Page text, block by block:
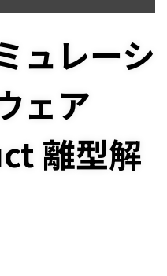
ュレーシ
ェア
離型解